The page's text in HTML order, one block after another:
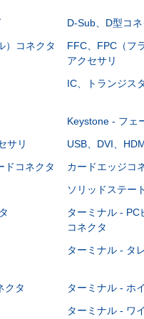
D-Sub、D型コ
）コネクタ
FFC、FPC（フ
アクセサリ
IC、トランジス
Keystone - フェ
サリ
USB、DVI、
ドコネクタ
カードエッジコ
ソリッドステー
ターミナル - PC
コネクタ
ターミナル - タ
クタ
ターミナル - ホ
ターミナル - ワ